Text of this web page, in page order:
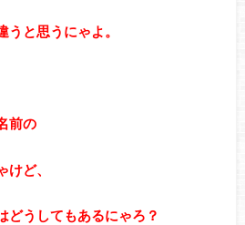
と思うにゃよ。
前の
ど、
どうしてもあるにゃろ？